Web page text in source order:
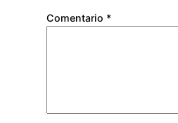
Comentario *